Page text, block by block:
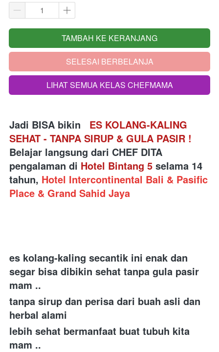
`
TAMBAH KE KERANJANG
`SELESAI BERBELANJA
`LIHAT SEMUA KELAS CHEFMAMA
Jadi BISA bikin
  ES KOLANG-KALING
SEHAT - TANPA SIRUP & GULA PASIR !
Belajar langsung dari CHEF DITA
pengalaman di Hotel Bintang 5 selama 14
tahun, Hotel Intercontinental Bali & Pasific
Place & Grand Sahid Jaya
es kolang-kaling secantik ini enak dan
segar bisa dibikin sehat tanpa gula pasir
mam ..
tanpa sirup dan perisa dari buah asli dan
herbal alami
lebih sehat bermanfaat buat tubuh kita
mam ..